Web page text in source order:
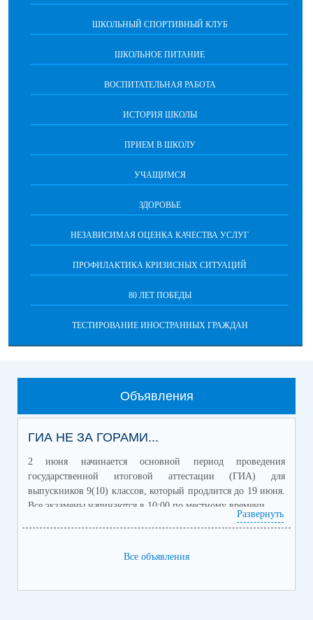
ШКОЛЬНЫЙ СПОРТИВНЫЙ КЛУБ
ШКОЛЬНОЕ ПИТАНИЕ
ВОСПИТАТЕЛЬНАЯ РАБОТА
ИСТОРИЯ ШКОЛЫ
ПРИЕМ В ШКОЛУ
УЧАЩИМСЯ
ЗДОРОВЬЕ
НЕЗАВИСИМАЯ ОЦЕНКА КАЧЕСТВА УСЛУГ
ПРОФИЛАКТИКА КРИЗИСНЫХ СИТУАЦИЙ
80 ЛЕТ ПОБЕДЫ
ТЕСТИРОВАНИЕ ИНОСТРАННЫХ ГРАЖДАН
Объявления
ГИА НЕ ЗА ГОРАМИ...
2 июня начинается основной период проведения
государственной итоговой аттестации (ГИА) для
выпускников 9(10) классов, который продлится до 19 июня.
Все экзамены начинаются в 10:00 по местному времени.
Для получения аттестата об основном общем образовании
здоровья, дети-инвалиды и инвалиды для получения
Развернуть
Все объявления